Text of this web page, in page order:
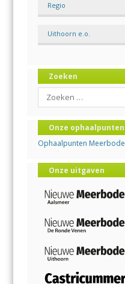
Regio
Uithoorn e.o.
Zoeken
Search
Onze ophaalpunten
Ophaalpunten Meerbode
Onze uitgaven